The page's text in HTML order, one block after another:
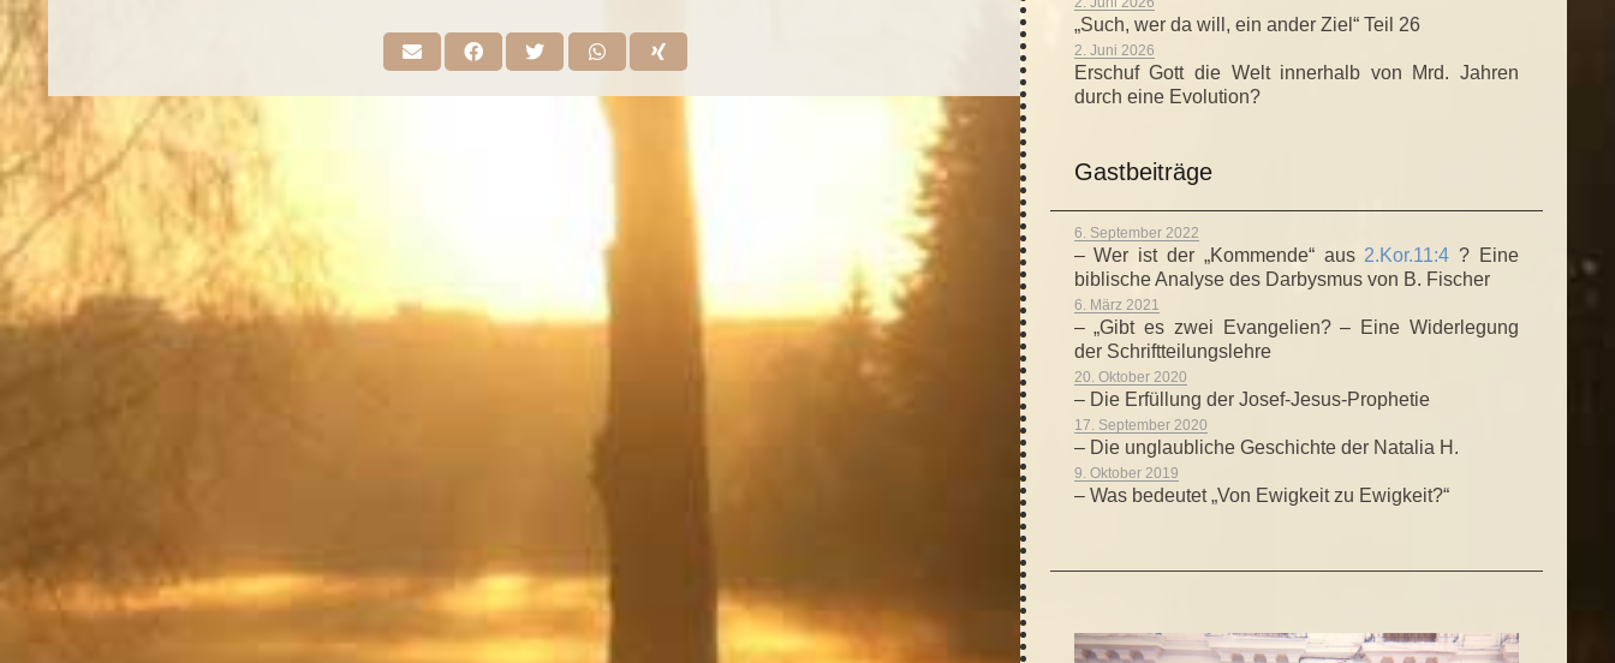
„Such, wer da will, ein ander Ziel“ Teil 26
2. Juni 2026
Erschuf Gott die Welt innerhalb von Mrd. Jahren
durch eine Evolution?
Gastbeiträge
6. September 2022
– Wer ist der „Kommende“ aus 2.Kor.11:4 ? Eine
biblische Analyse des Darbysmus von B. Fischer
6. März 2021
– „Gibt es zwei Evangelien? – Eine Widerlegung
der Schriftteilungslehre
20. Oktober 2020
– Die Erfüllung der Josef-Jesus-Prophetie
17. September 2020
– Die unglaubliche Geschichte der Natalia H.
9. Oktober 2019
– Was bedeutet „Von Ewigkeit zu Ewigkeit?“